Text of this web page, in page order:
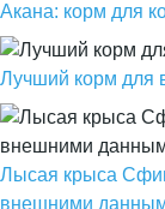
Акана: корм для
Лучший корм для
Лысая крыса
внешними